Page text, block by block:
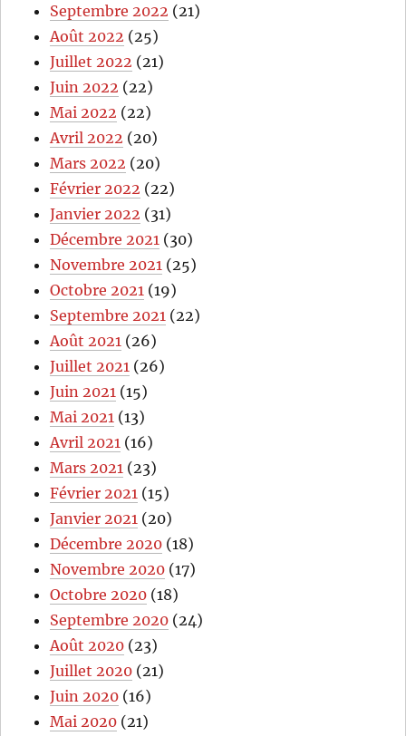
Septembre 2022 (21)
Août 2022 (25)
Juillet 2022 (21)
Juin 2022 (22)
Mai 2022 (22)
Avril 2022 (20)
Mars 2022 (20)
Février 2022 (22)
Janvier 2022 (31)
Décembre 2021 (30)
Novembre 2021 (25)
Octobre 2021 (19)
Septembre 2021 (22)
Août 2021 (26)
Juillet 2021 (26)
Juin 2021 (15)
Mai 2021 (13)
Avril 2021 (16)
Mars 2021 (23)
Février 2021 (15)
Janvier 2021 (20)
Décembre 2020 (18)
Novembre 2020 (17)
Octobre 2020 (18)
Septembre 2020 (24)
Août 2020 (23)
Juillet 2020 (21)
Juin 2020 (16)
Mai 2020 (21)